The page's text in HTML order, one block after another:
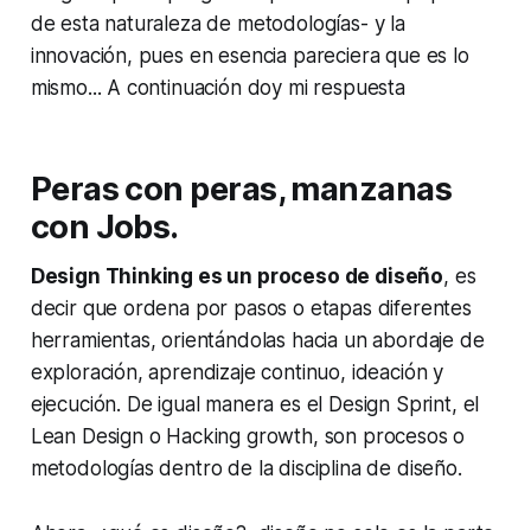
de esta naturaleza de metodologías- y la
innovación, pues en esencia pareciera que es lo
mismo... A continuación doy mi respuesta
Peras con peras, manzanas
con Jobs.
Design Thinking es un proceso de diseño, es
decir que ordena por pasos o etapas diferentes
herramientas, orientándolas hacia un abordaje de
exploración, aprendizaje continuo, ideación y
ejecución. De igual manera es el Design Sprint, el
Lean Design o Hacking growth, son procesos o
metodologías dentro de la disciplina de diseño.